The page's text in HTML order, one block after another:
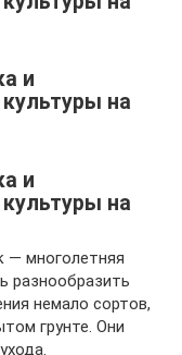
и
на
и
на
— многолетняя
разнообразить
немало сортов,
грунте. Они